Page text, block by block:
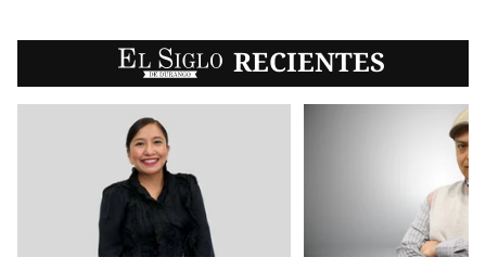
EL SIGLO RECIENTES